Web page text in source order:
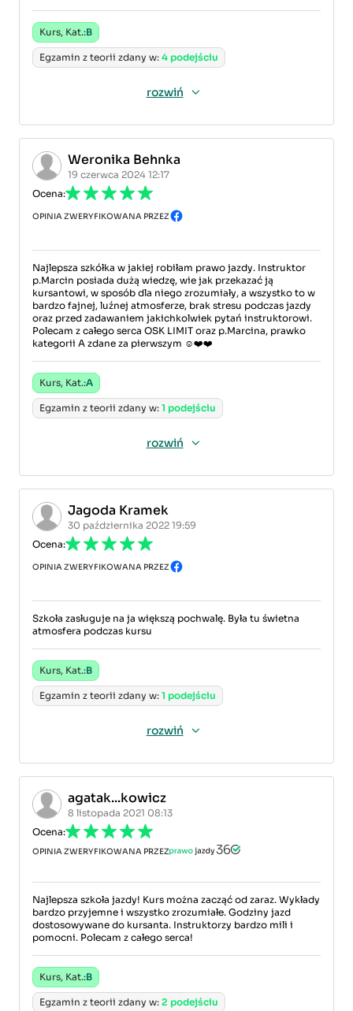
Kurs, Kat.:B
Egzamin z teorii zdany w: 4 podejściu
rozwiń
Weronika Behnka
19 czerwca 2024 12:17
Ocena:
OPINIA ZWERYFIKOWANA PRZEZ
Najlepsza szkółka w jakiej robiłam prawo jazdy. Instruktor
p.Marcin posiada dużą wiedzę, wie jak przekazać ją
kursantowi, w sposób dla niego zrozumiały, a wszystko to w
bardzo fajnej, luźnej atmosferze, brak stresu podczas jazdy
oraz przed zadawaniem jakichkolwiek pytań instruktorowi.
Polecam z całego serca OSK LIMIT oraz p.Marcina, prawko
kategorii A zdane za pierwszym ☺️❤️❤️
Kurs, Kat.:A
Egzamin z teorii zdany w: 1 podejściu
rozwiń
Jagoda Kramek
30 października 2022 19:59
Ocena:
OPINIA ZWERYFIKOWANA PRZEZ
Szkoła zasługuje na ja większą pochwalę. Była tu świetna
atmosfera podczas kursu
Kurs, Kat.:B
Egzamin z teorii zdany w: 1 podejściu
rozwiń
agatak...kowicz
8 listopada 2021 08:13
Ocena:
OPINIA ZWERYFIKOWANA PRZEZ
Najlepsza szkoła jazdy! Kurs można zacząć od zaraz. Wykłady
bardzo przyjemne i wszystko zrozumiałe. Godziny jazd
dostosowywane do kursanta. Instruktorzy bardzo mili i
pomocni. Polecam z całego serca!
Kurs, Kat.:B
Egzamin z teorii zdany w: 2 podejściu